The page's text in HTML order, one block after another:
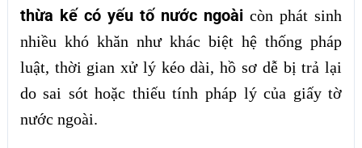
thừa kế có yếu tố nước ngoài còn phát sinh
nhiều khó khăn như khác biệt hệ thống pháp
luật, thời gian xử lý kéo dài, hồ sơ dễ bị trả lại
do sai sót hoặc thiếu tính pháp lý của giấy tờ
nước ngoài.